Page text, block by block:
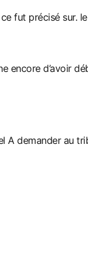
fut précisé sur.
encore d’avoir
A demander au